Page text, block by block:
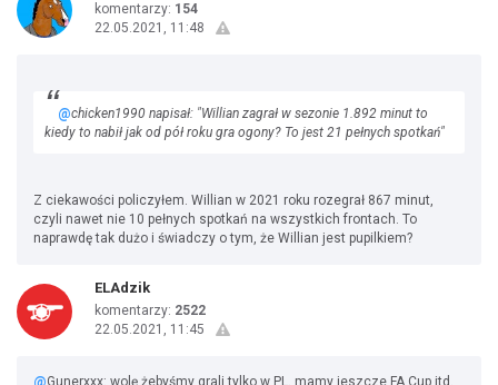
komentarzy: 154
22.05.2021, 11:48
@chicken1990 napisał: "Willian zagrał w sezonie 1.892 minut to
kiedy to nabił jak od pół roku gra ogony? To jest 21 pełnych spotkań"
Z ciekawości policzyłem. Willian w 2021 roku rozegrał 867 minut,
czyli nawet nie 10 pełnych spotkań na wszystkich frontach. To
naprawdę tak dużo i świadczy o tym, że Willian jest pupilkiem?
ELAdzik
komentarzy: 2522
22.05.2021, 11:45
@Gunerxxx: wolę żebyśmy grali tylko w PL, mamy jeszcze FA Cup itd.